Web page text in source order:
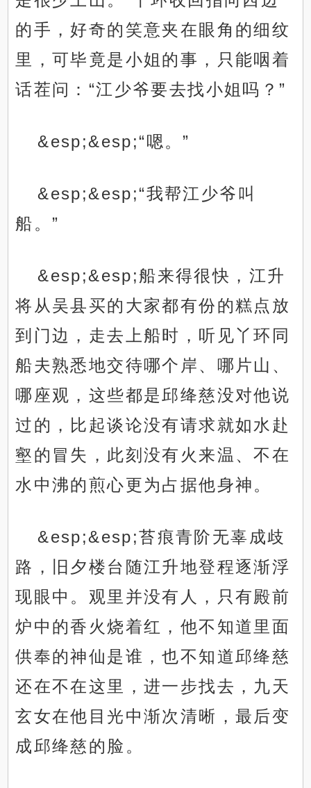
的手，好奇的笑意夹在眼角的细纹
里，可毕竟是小姐的事，只能咽着
话茬问：“江少爷要去找小姐吗？”
&esp;&esp;“嗯。”
&esp;&esp;“我帮江少爷叫
船。”
&esp;&esp;船来得很快，江升
将从吴县买的大家都有份的糕点放
到门边，走去上船时，听见丫环同
船夫熟悉地交待哪个岸、哪片山、
哪座观，这些都是邱绛慈没对他说
过的，比起谈论没有请求就如水赴
壑的冒失，此刻没有火来温、不在
水中沸的煎心更为占据他身神。
&esp;&esp;苔痕青阶无辜成歧
路，旧夕楼台随江升地登程逐渐浮
现眼中。观里并没有人，只有殿前
炉中的香火烧着红，他不知道里面
供奉的神仙是谁，也不知道邱绛慈
还在不在这里，进一步找去，九天
玄女在他目光中渐次清晰，最后变
成邱绛慈的脸。